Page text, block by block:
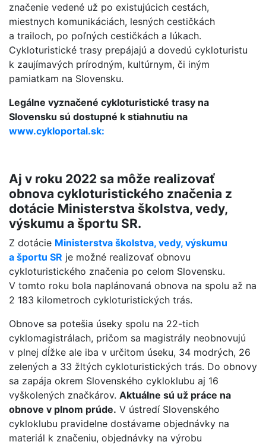
značenie vedené už po existujúcich cestách,
miestnych komunikáciách, lesných cestičkách
a trailoch, po poľných cestičkách a lúkach.
Cykloturistické trasy prepájajú a dovedú cykloturistu
k zaujímavých prírodným, kultúrnym, či iným
pamiatkam na Slovensku.
Legálne vyznačené cykloturistické trasy na
Slovensku sú dostupné k stiahnutiu na
www.cykloportal.sk:
Aj v roku 2022 sa môže realizovať
obnova cykloturistického značenia z
dotácie Ministerstva školstva, vedy,
výskumu a športu SR.
Z dotácie Ministerstva školstva, vedy, výskumu
a športu SR je možné realizovať obnovu
cykloturistického značenia po celom Slovensku.
V tomto roku bola naplánovaná obnova na spolu až na
2 183 kilometroch cykloturistických trás.
Obnove sa potešia úseky spolu na 22-tich
cyklomagistrálach, pričom sa magistrály neobnovujú
v plnej dĺžke ale iba v určitom úseku, 34 modrých, 26
zelených a 33 žltých cykloturistických trás. Do obnovy
sa zapája okrem Slovenského cykloklubu aj 16
vyškolených značkárov. Aktuálne sú už práce na
obnove v plnom prúde. V ústredí Slovenského
cykloklubu pravidelne dostávame objednávky na
materiál k značeniu, objednávky na výrobu